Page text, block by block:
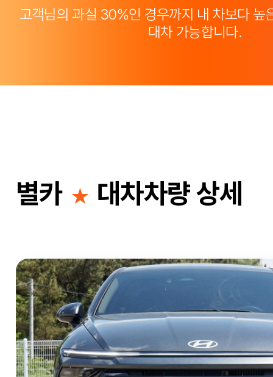
고객님의 과실 30%인 경우까지 내 차보다 높
대차 가능합니다.
별카 ★ 대차차량 상세